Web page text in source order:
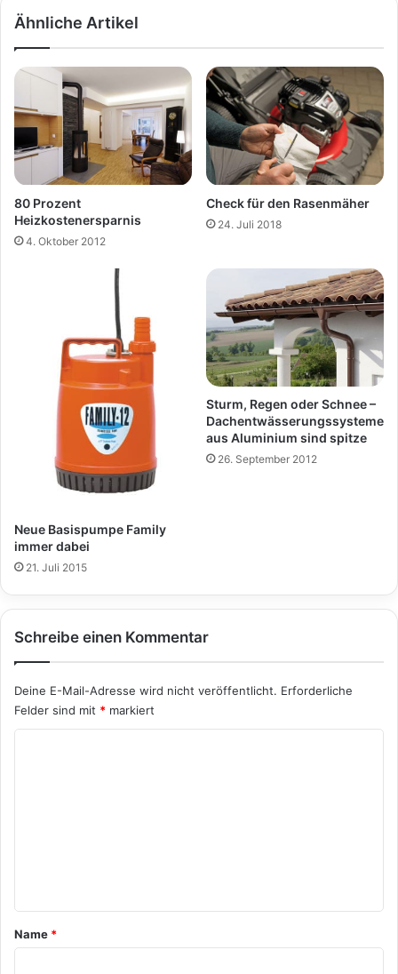
Ähnliche Artikel
80 Prozent
Heizkostenersparnis
4. Oktober 2012
Check für den Rasenmäher
24. Juli 2018
Neue Basispumpe Family
immer dabei
21. Juli 2015
Sturm, Regen oder Schnee –
Dachentwässerungssysteme
aus Aluminium sind spitze
26. September 2012
Schreibe einen Kommentar
Deine E-Mail-Adresse wird nicht veröffentlicht. Erforderliche
Felder sind mit * markiert
a
Name *